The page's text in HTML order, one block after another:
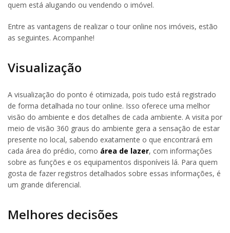
quem está alugando ou vendendo o imóvel.
Entre as vantagens de realizar o tour online nos imóveis, estão
as seguintes. Acompanhe!
Visualização
A visualização do ponto é otimizada, pois tudo está registrado
de forma detalhada no tour online. Isso oferece uma melhor
visão do ambiente e dos detalhes de cada ambiente. A visita por
meio de visão 360 graus do ambiente gera a sensação de estar
presente no local, sabendo exatamente o que encontrará em
cada área do prédio, como área de lazer, com informações
sobre as funções e os equipamentos disponíveis lá. Para quem
gosta de fazer registros detalhados sobre essas informações, é
um grande diferencial.
Melhores decisões